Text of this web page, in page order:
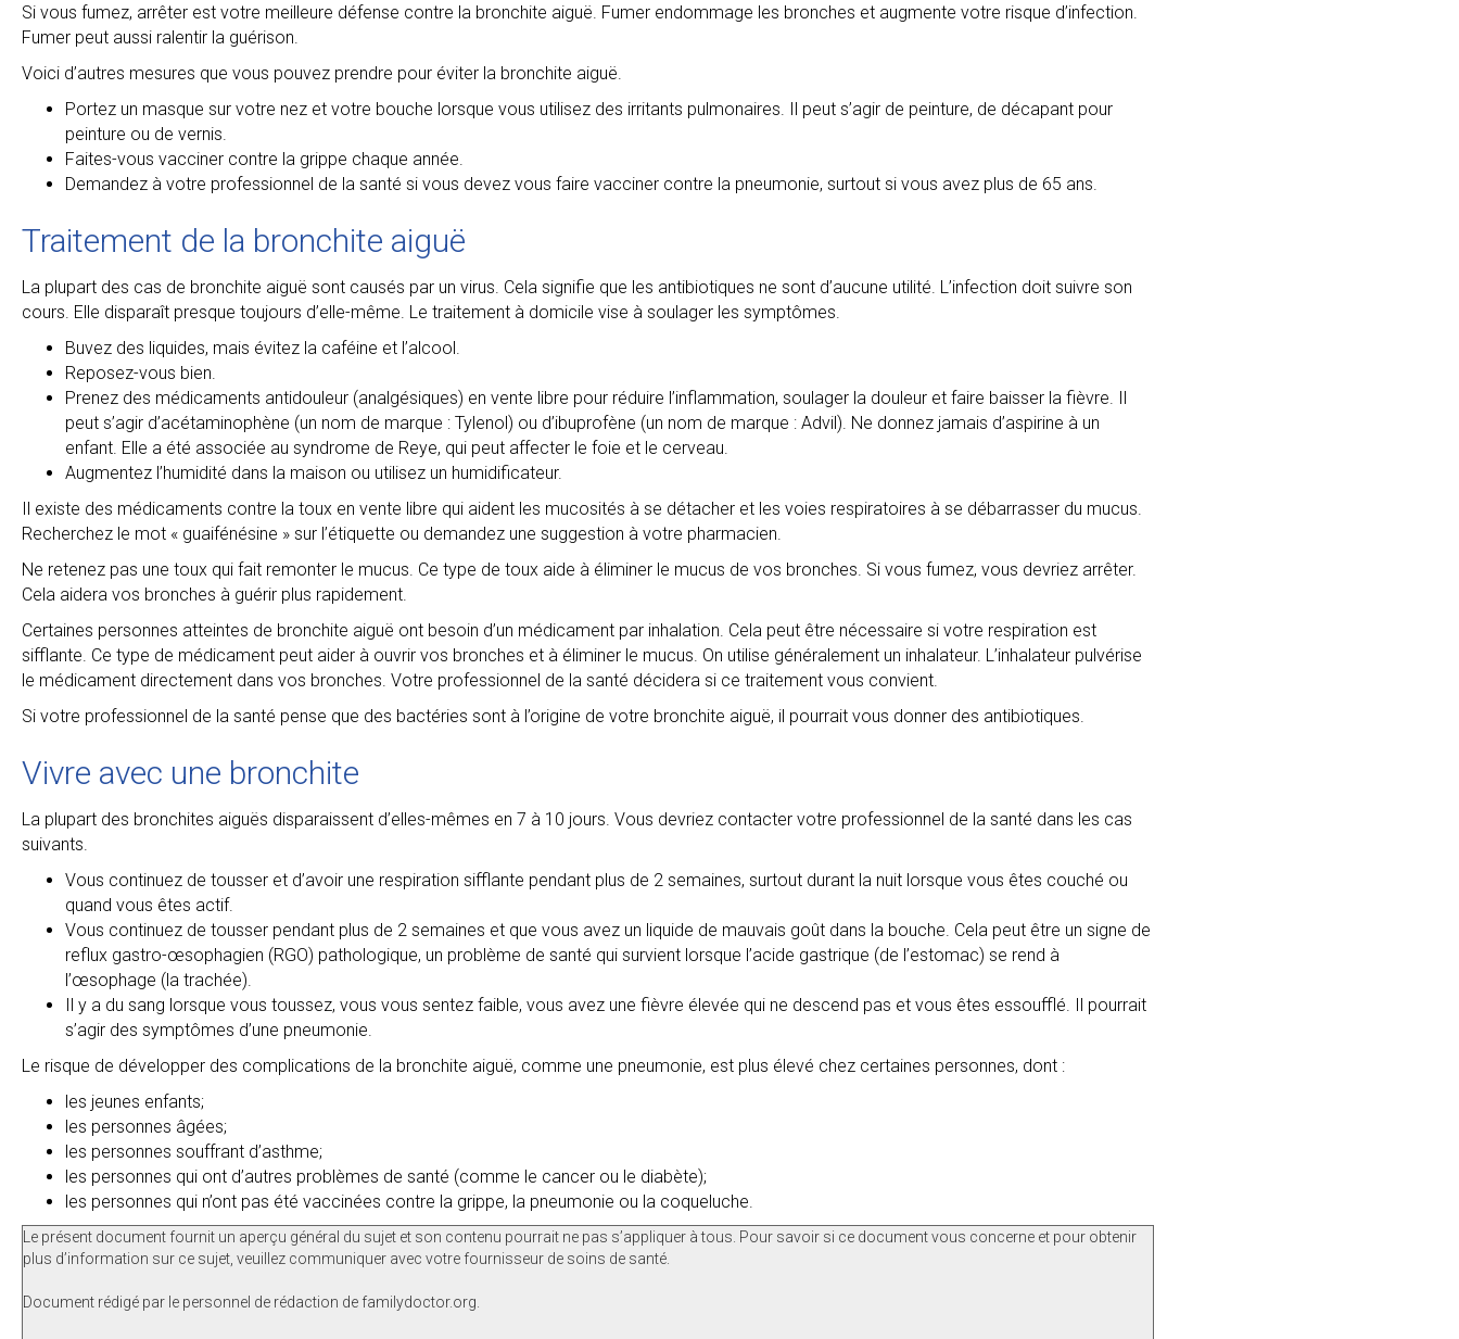
Si vous fumez, arrêter est votre meilleure défense contre la bronchite aiguë. Fumer endommage les bronches et augmente votre risque d’infection.
Fumer peut aussi ralentir la guérison.
Voici d’autres mesures que vous pouvez prendre pour éviter la bronchite aiguë.
Portez un masque sur votre nez et votre bouche lorsque vous utilisez des irritants pulmonaires. Il peut s’agir de peinture, de décapant pour
peinture ou de vernis.
Faites-vous vacciner contre la grippe chaque année.
Demandez à votre professionnel de la santé si vous devez vous faire vacciner contre la pneumonie, surtout si vous avez plus de 65 ans.
Traitement de la bronchite aiguë
La plupart des cas de bronchite aiguë sont causés par un virus. Cela signifie que les antibiotiques ne sont d’aucune utilité. L’infection doit suivre son
cours. Elle disparaît presque toujours d’elle-même. Le traitement à domicile vise à soulager les symptômes.
Buvez des liquides, mais évitez la caféine et l’alcool.
Reposez-vous bien.
Prenez des médicaments antidouleur (analgésiques) en vente libre pour réduire l’inflammation, soulager la douleur et faire baisser la fièvre. Il
peut s’agir d’acétaminophène (un nom de marque : Tylenol) ou d’ibuprofène (un nom de marque : Advil). Ne donnez jamais d’aspirine à un
enfant. Elle a été associée au syndrome de Reye, qui peut affecter le foie et le cerveau.
Augmentez l’humidité dans la maison ou utilisez un humidificateur.
Il existe des médicaments contre la toux en vente libre qui aident les mucosités à se détacher et les voies respiratoires à se débarrasser du mucus.
Recherchez le mot « guaifénésine » sur l’étiquette ou demandez une suggestion à votre pharmacien.
Ne retenez pas une toux qui fait remonter le mucus. Ce type de toux aide à éliminer le mucus de vos bronches. Si vous fumez, vous devriez arrêter.
Cela aidera vos bronches à guérir plus rapidement.
Certaines personnes atteintes de bronchite aiguë ont besoin d’un médicament par inhalation. Cela peut être nécessaire si votre respiration est
sifflante. Ce type de médicament peut aider à ouvrir vos bronches et à éliminer le mucus. On utilise généralement un inhalateur. L’inhalateur pulvérise
le médicament directement dans vos bronches. Votre professionnel de la santé décidera si ce traitement vous convient.
Si votre professionnel de la santé pense que des bactéries sont à l’origine de votre bronchite aiguë, il pourrait vous donner des antibiotiques.
Vivre avec une bronchite
La plupart des bronchites aiguës disparaissent d’elles-mêmes en 7 à 10 jours. Vous devriez contacter votre professionnel de la santé dans les cas
suivants.
Vous continuez de tousser et d’avoir une respiration sifflante pendant plus de 2 semaines, surtout durant la nuit lorsque vous êtes couché ou
quand vous êtes actif.
Vous continuez de tousser pendant plus de 2 semaines et que vous avez un liquide de mauvais goût dans la bouche. Cela peut être un signe de
reflux gastro-œsophagien (RGO) pathologique, un problème de santé qui survient lorsque l’acide gastrique (de l’estomac) se rend à
l’œsophage (la trachée).
Il y a du sang lorsque vous toussez, vous vous sentez faible, vous avez une fièvre élevée qui ne descend pas et vous êtes essoufflé. Il pourrait
s’agir des symptômes d’une pneumonie.
Le risque de développer des complications de la bronchite aiguë, comme une pneumonie, est plus élevé chez certaines personnes, dont :
les jeunes enfants;
les personnes âgées;
les personnes souffrant d’asthme;
les personnes qui ont d’autres problèmes de santé (comme le cancer ou le diabète);
les personnes qui n’ont pas été vaccinées contre la grippe, la pneumonie ou la coqueluche.
Le présent document fournit un aperçu général du sujet et son contenu pourrait ne pas s’appliquer à tous. Pour savoir si ce document vous concerne et pour obtenir
plus d’information sur ce sujet, veuillez communiquer avec votre fournisseur de soins de santé.
Document rédigé par le personnel de rédaction de familydoctor.org.